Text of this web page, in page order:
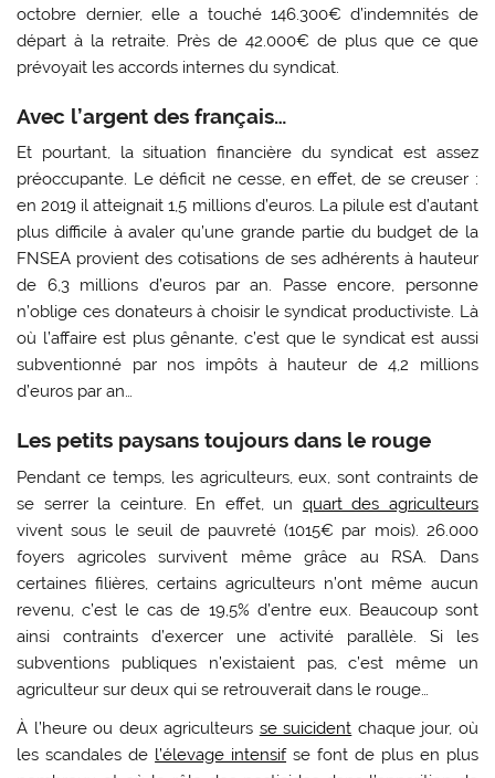
octobre dernier, elle a touché 146.300€ d’indemnités de
départ à la retraite. Près de 42.000€ de plus que ce que
prévoyait les accords internes du syndicat.
Avec l’argent des français…
Et pourtant, la situation financière du syndicat est assez
préoccupante. Le déficit ne cesse, en effet, de se creuser :
en 2019 il atteignait 1,5 millions d’euros. La pilule est d’autant
plus difficile à avaler qu’une grande partie du budget de la
FNSEA provient des cotisations de ses adhérents à hauteur
de 6,3 millions d’euros par an. Passe encore, personne
n’oblige ces donateurs à choisir le syndicat productiviste. Là
où l’affaire est plus gênante, c’est que le syndicat est aussi
subventionné par nos impôts à hauteur de 4,2 millions
d’euros par an…
Les petits paysans toujours dans le rouge
Pendant ce temps, les agriculteurs, eux, sont contraints de
se serrer la ceinture. En effet, un quart des agriculteurs
vivent sous le seuil de pauvreté (1015€ par mois). 26.000
foyers agricoles survivent même grâce au RSA. Dans
certaines filières, certains agriculteurs n’ont même aucun
revenu, c’est le cas de 19,5% d’entre eux. Beaucoup sont
ainsi contraints d’exercer une activité parallèle. Si les
subventions publiques n’existaient pas, c’est même un
agriculteur sur deux qui se retrouverait dans le rouge…
À l’heure ou deux agriculteurs se suicident chaque jour, où
les scandales de l’élevage intensifse font de plus en plus